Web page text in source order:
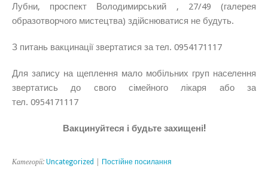
Лубни, проспект Володимирський , 27/49 (галерея
образотворчого мистецтва) здійснюватися не будуть.
З питань вакцинації звертатися за тел. 0954171117
Для запису на щеплення мало мобільних груп населення
звертатись до свого сімейного лікаря або за
тел. 0954171117
Вакцинуйтеся і будьте захищені!
Категорії: Uncategorized Постійне посилання